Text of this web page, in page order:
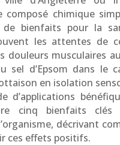
composé chimique
de bienfaits pour la
les attentes de
douleurs musculaires
sel d’Epsom dans le
en isolation
d’applications
cinq bienfaits
décrivant
ces effets positifs.